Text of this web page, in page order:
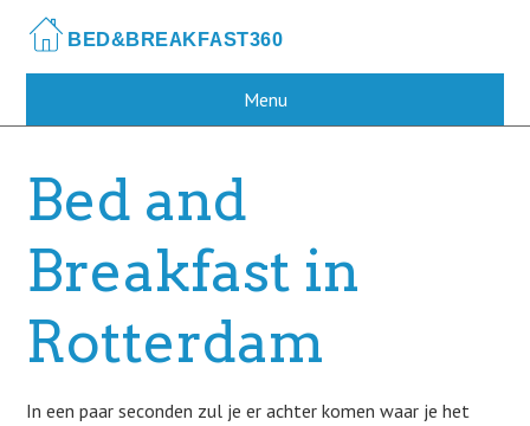
main
Menu
Bed and
Breakfast in
Rotterdam
In een paar seconden zul je er achter komen waar je het